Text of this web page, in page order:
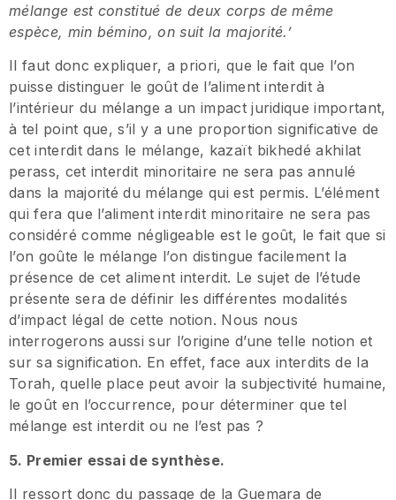
mélange est constitué de deux corps de même
espèce, min bémino, on suit la majorité.’
Il faut donc expliquer, a priori, que le fait que l’on
puisse distinguer le goût de l’aliment interdit à
l’intérieur du mélange a un impact juridique important,
à tel point que, s’il y a une proportion significative de
cet interdit dans le mélange, kazaït bikhedé akhilat
perass, cet interdit minoritaire ne sera pas annulé
dans la majorité du mélange qui est permis. L’élément
qui fera que l’aliment interdit minoritaire ne sera pas
considéré comme négligeable est le goût, le fait que si
l’on goûte le mélange l’on distingue facilement la
présence de cet aliment interdit. Le sujet de l’étude
présente sera de définir les différentes modalités
d’impact légal de cette notion. Nous nous
interrogerons aussi sur l’origine d’une telle notion et
sur sa signification. En effet, face aux interdits de la
Torah, quelle place peut avoir la subjectivité humaine,
le goût en l’occurrence, pour déterminer que tel
mélange est interdit ou ne l’est pas ?
5. Premier essai de synthèse.
Il ressort donc du passage de la Guemara de